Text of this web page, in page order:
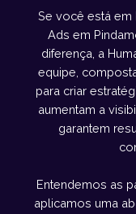
Se você está em
Ads em
diferença, a
equipe,
para criar
aumentam a
garantem
Entendemos as
aplicamos uma